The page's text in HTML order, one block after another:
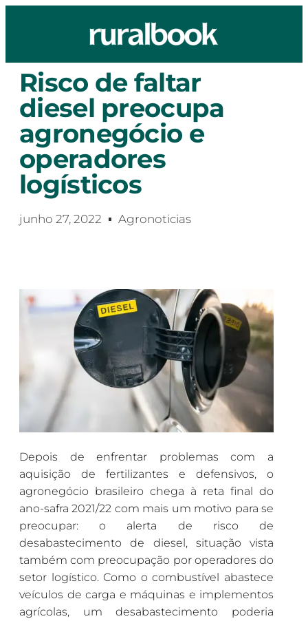
Risco de faltar
diesel preocupa
agronegócio e
operadores
logísticos
junho 27, 2022 Agronoticias
Depois de enfrentar problemas com a
aquisição de fertilizantes e defensivos, o
agronegócio brasileiro chega à reta final do
ano-safra 2021/22 com mais um motivo para se
preocupar: o alerta de risco de
desabastecimento de diesel, situação vista
também com preocupação por operadores do
setor logístico. Como o combustível abastece
veículos de carga e máquinas e implementos
agrícolas, um desabastecimento poderia